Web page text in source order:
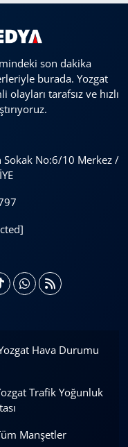
son dakika
burada. Yozgat
tarafsız ve hızlı
Sokak No:6/10 Merkez /
Hava Durumu
Trafik Yoğunluk
Manşetler